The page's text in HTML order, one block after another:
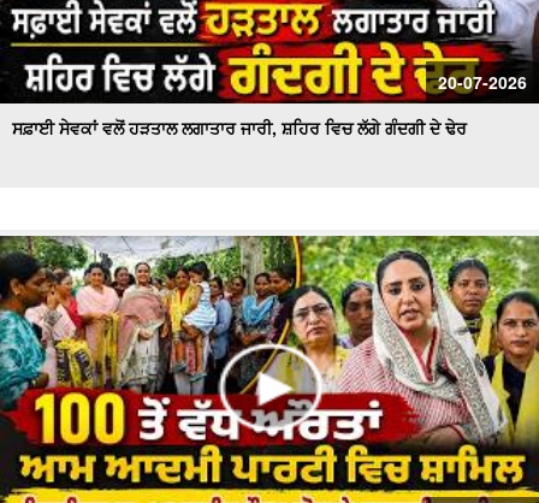
20-07-2026
ਸਫ਼ਾਈ ਸੇਵਕਾਂ ਵਲੋਂ ਹੜਤਾਲ ਲਗਾਤਾਰ ਜਾਰੀ, ਸ਼ਹਿਰ ਵਿਚ ਲੱਗੇ ਗੰਦਗੀ ਦੇ ਢੇਰ